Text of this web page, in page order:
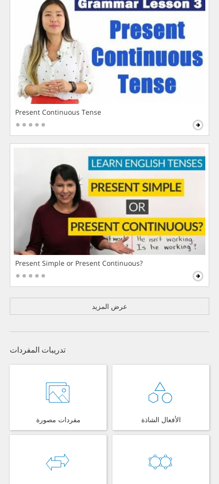
Present Continuous Tense
Present Simple or Present Continuous?
عرض المزيد
تدريبات المفردات
مفردات مصورة الأفعال الشاذة